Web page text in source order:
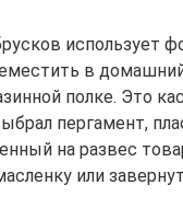
использует
в
полке. Это
пергамент,
на развес
или